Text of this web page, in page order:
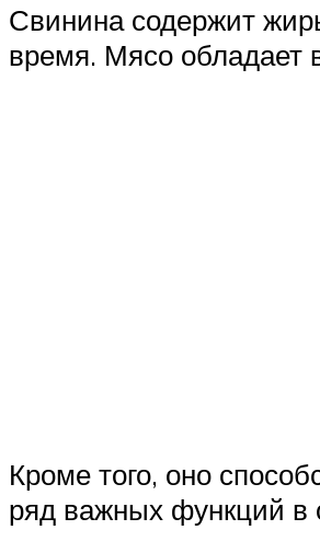
Свинина содержит
время. Мясо обладает
Кроме того, оно
ряд важных функций в